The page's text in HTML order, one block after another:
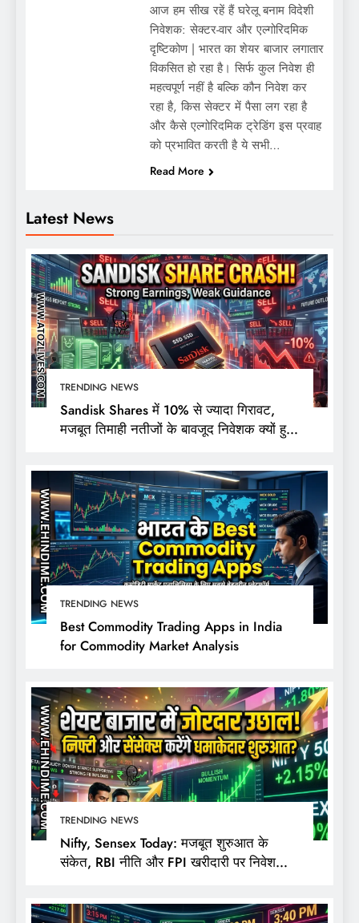
Latest News
TRENDING NEWS
Sandisk Shares में 10% से ज्यादा गिरावट,
मजबूत तिमाही नतीजों के बावजूद निवेशक क्यों हुए
TRENDING NEWS
Best Commodity Trading Apps in India
for Commodity Market Analysis
TRENDING NEWS
Nifty, Sensex Today: मजबूत शुरुआत के
संकेत, RBI नीति और FPI खरीदारी पर निवेशकों
आज हम सीख रहें हैं घरेलू बनाम विदेशी
निवेशक: सेक्टर-वार और एल्गोरिदमिक
दृष्टिकोण | भारत का शेयर बाजार लगातार
विकसित हो रहा है। सिर्फ कुल निवेश ही
महत्वपूर्ण नहीं है बल्कि कौन निवेश कर
रहा है, किस सेक्टर में पैसा लग रहा है
और कैसे एल्गोरिदमिक ट्रेडिंग इस प्रवाह
को प्रभावित करती है ये सभी…
Read More